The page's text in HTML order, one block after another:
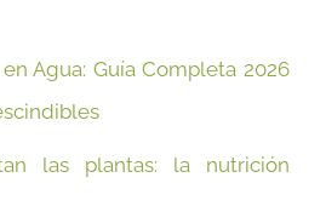
Agua: Guía Completa 2026
las plantas: la nutrición